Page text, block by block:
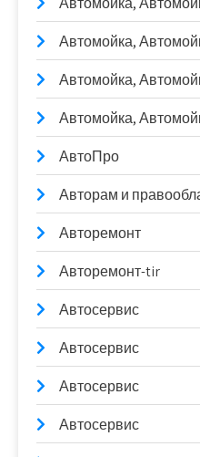
Автомойка,
Автомойка,
Автомойка,
АвтоПро
Авторам и
Авторемонт
Авторемонт-tir
Автосервис
Автосервис
Автосервис
Автосервис